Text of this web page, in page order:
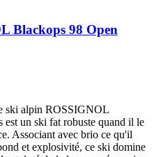
Blackops 98 Open
ski alpin ROSSIGNOL
un ski fat robuste quand il le
Associant avec brio ce qu'il
et explosivité, ce ski domine